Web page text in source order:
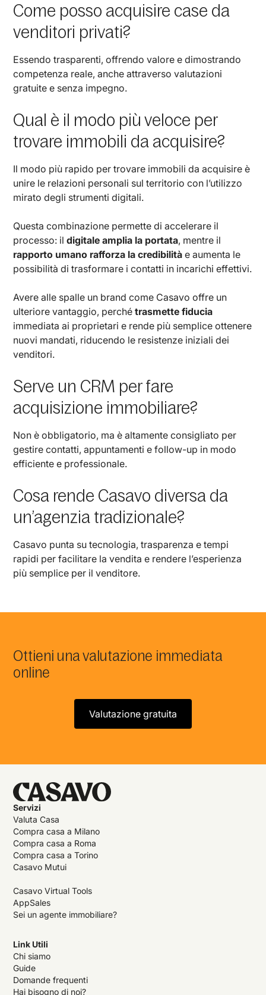
Come posso acquisire case da
venditori privati?
Essendo trasparenti, offrendo valore e dimostrando
competenza reale, anche attraverso valutazioni
gratuite e senza impegno.
Qual è il modo più veloce per
trovare immobili da acquisire?
Il modo più rapido per trovare immobili da acquisire è
unire le relazioni personali sul territorio con l’utilizzo
mirato degli strumenti digitali.
Questa combinazione permette di accelerare il
processo: ildigitale amplia la portata, mentre il
rapporto umano rafforza la credibilità e aumenta le
possibilità di trasformare i contatti in incarichi effettivi.
Avere alle spalle un brand come Casavo offre un
ulteriore vantaggio, perché trasmette fiducia
immediata ai proprietari e rende più semplice ottenere
nuovi mandati, riducendo le resistenze iniziali dei
venditori.
Serve un CRM per fare
acquisizione immobiliare?
Non è obbligatorio, ma è altamente consigliato per
gestire contatti, appuntamenti e follow-up in modo
efficiente e professionale.
Cosa rende Casavo diversa da
un’agenzia tradizionale?
Casavo punta su tecnologia, trasparenza e tempi
rapidi per facilitare la vendita e rendere l’esperienza
più semplice per il venditore.
Ottieni una valutazione immediata
online
Valutazione gratuita
Servizi
Valuta Casa
Compra casa a Milano
Compra casa a Roma
Compra casa a Torino
Casavo Mutui
Casavo Virtual Tools
AppSales
Sei un agente immobiliare?
Link Utili
Chi siamo
Guide
Domande frequenti
Hai bisogno di noi?